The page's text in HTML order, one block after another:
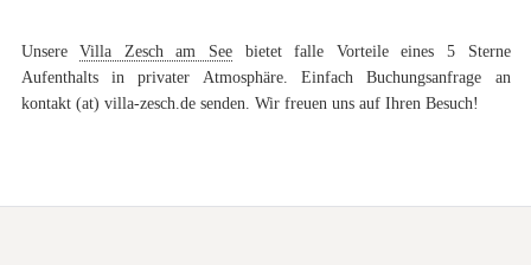
UnsereVilla Zesch am Seebietet falle Vorteile eines 5 Sterne
Aufenthalts in privater Atmosphäre. Einfach Buchungsanfrage an
kontakt (at) villa-zesch.de senden. Wir freuen uns auf Ihren Besuch!